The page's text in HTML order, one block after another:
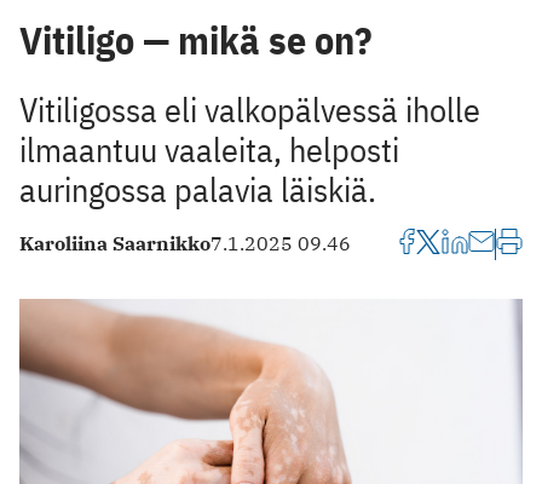
Vitiligo — mikä se on?
Vitiligossa eli valkopälvessä iholle
ilmaantuu vaaleita, helposti
auringossa palavia läiskiä.
Karoliina Saarnikko7.1.2025 09.46